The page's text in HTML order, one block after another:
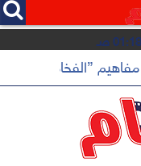

01:18 صـ
”الفخامة